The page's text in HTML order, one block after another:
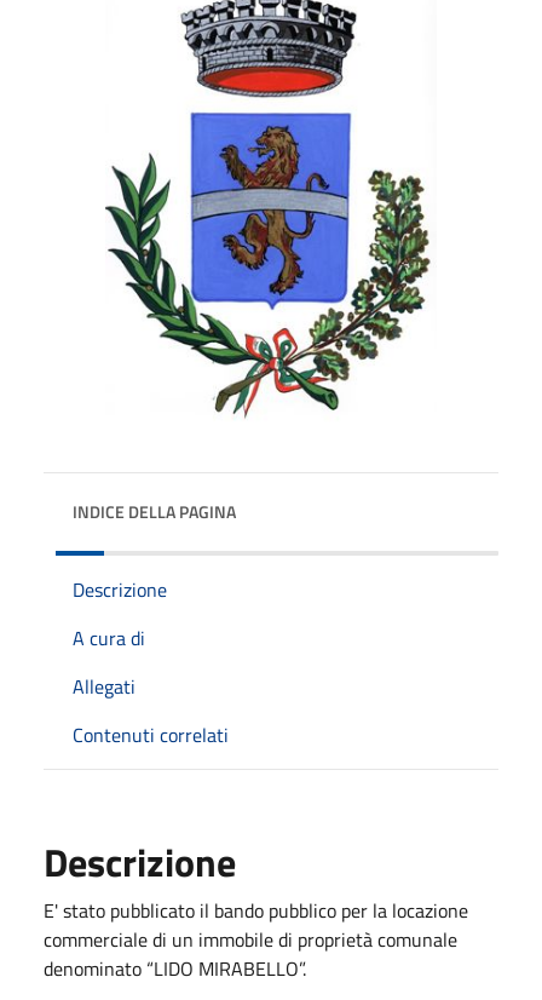
INDICE DELLA PAGINA
Descrizione
A cura di
Allegati
Contenuti correlati
Descrizione
E' stato pubblicato il bando pubblico per la locazione
commerciale di un immobile di proprietà comunale
denominato “LIDO MIRABELLO”.